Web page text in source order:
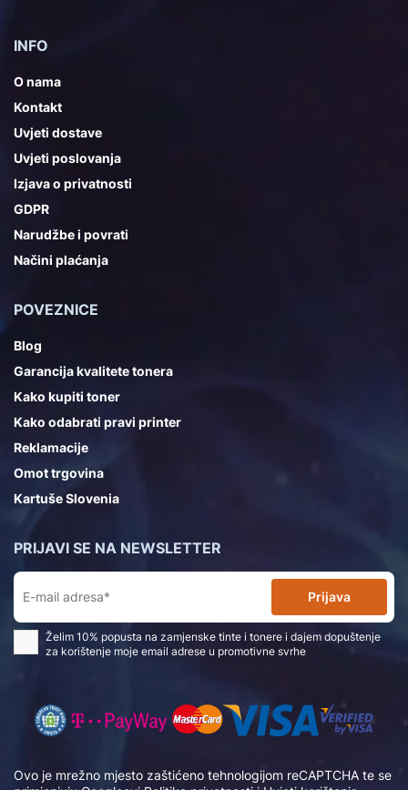
INFO
O nama
Kontakt
Uvjeti dostave
Uvjeti poslovanja
Izjava o privatnosti
GDPR
Narudžbe i povrati
Načini plaćanja
POVEZNICE
Blog
Garancija kvalitete tonera
Kako kupiti toner
Kako odabrati pravi printer
Reklamacije
Omot trgovina
Kartuše Slovenia
Ovo je mrežno mjesto zaštićeno tehnologijom reCAPTCHA te se
PRIJAVI SE NA NEWSLETTER
Prijava
Želim 10% popusta na zamjenske tinte i tonere i dajem dopuštenje
za korištenje moje email adrese u promotivne svrhe